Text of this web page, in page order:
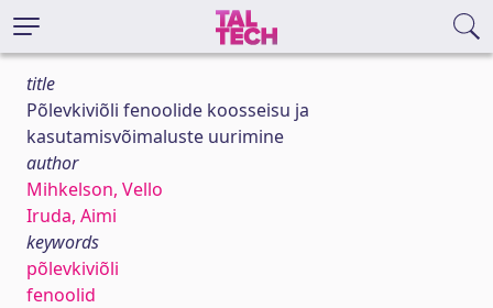
title
Põlevkiviõli fenoolide koosseisu ja
kasutamisvõimaluste uurimine
author
Mihkelson, Vello
Iruda, Aimi
keywords
põlevkiviõli
fenoolid